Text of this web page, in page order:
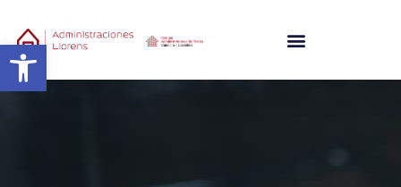
Abrir barra de herramientas
contenido